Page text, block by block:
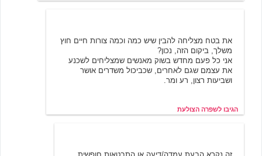
את בטח מצליחה להבין שיש כמה וכמה צורות חיים חוץ
משלך, ביקום הזה, נכון?
אני כל פעם מחדש בשוק מאנשים שמצליחים לשכנע
את עצמם שגם לאחרים, שכביכול משדרים אושר
ושביעות רצון, רע ומר.
הגיבו לשפרה הצולעת